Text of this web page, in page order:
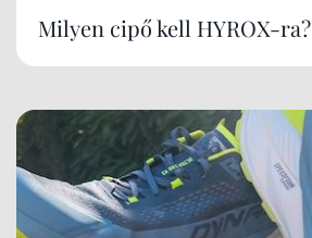
Milyen cipő kell HYROX-ra?